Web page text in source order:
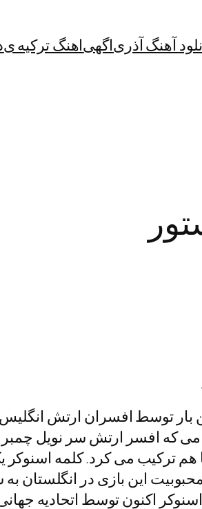
آهنگ آذریاگهیاهنگ ترکیه ی
که افسر ارتش سر نویل
با هم ترکیب می کرد. کلمه